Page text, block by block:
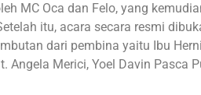
MC Oca dan Felo, yang
itu, acara secara resmi
dari pembina yaitu Ibu
Angela Merici, Yoel Davin Pasca